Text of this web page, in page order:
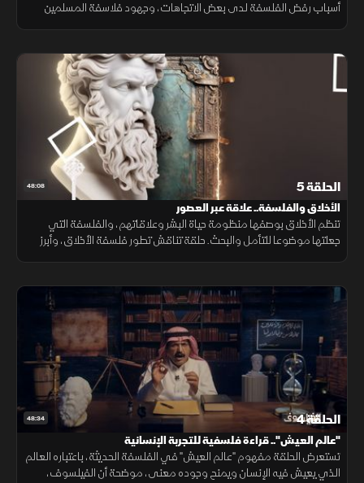
أسباب رفض الفلسفة لدى بعض الاتجاهات، وجهود فلاسفة المسلمين
48:08 الحلقة 5
الأخلاق والفلسفة.. علاقة عبر العصور
تنظم الأخلاق بوصفها منظومة حياة البشر وعلاقاتهم، والفلسفة التي
جعلتها موضوعا للتأمل والبحث. حلقة تناقش تطور فلسفة الأخلاق، وأبرز
48:34 الحلقة 4
"عالم العيش".. قراءة فلسفية للتجربة الإنسانية
تستعرض الحلقة مفهوم "عالم العيش" في الفلسفة الحديثة، باعتباره العالم
الذي يعيش فيه الإنسان ويمنح وجوده معنى، موضحة أن الفيلسوف،